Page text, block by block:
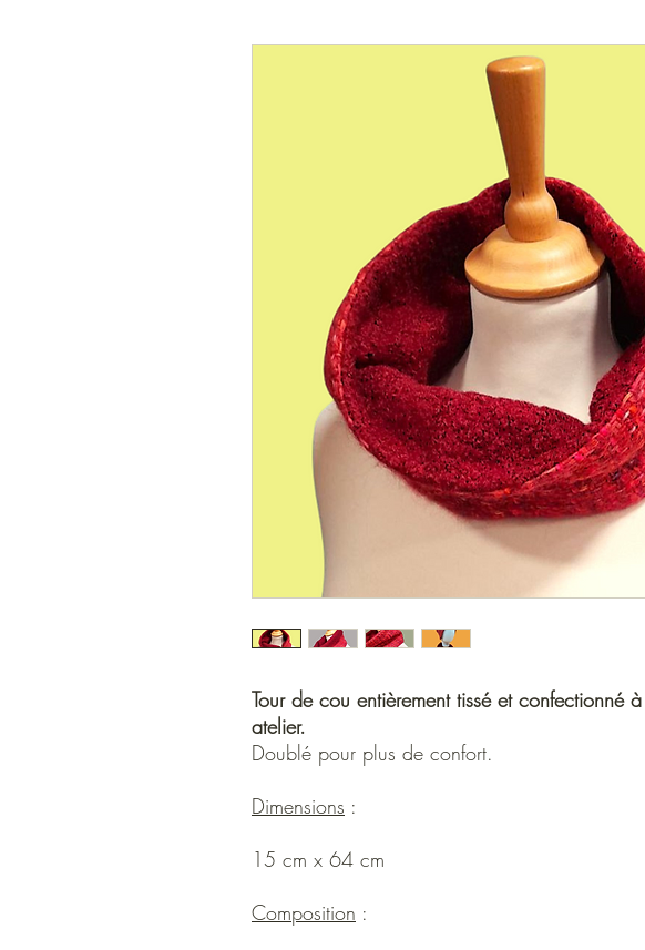
Tour de cou entièrement tissé et confectionné
atelier.
Doublé pour plus de confort.
Dimensions :
15 cm x 64 cm
Composition :